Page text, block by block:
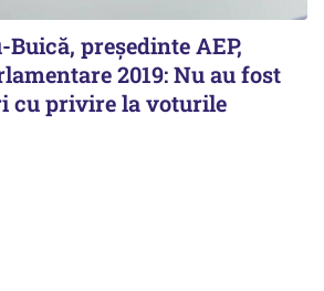
preşedinte AEP,
2019: Nu au fost
cu privire la voturile